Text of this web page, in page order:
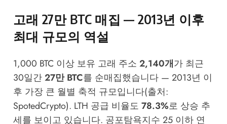
고래 27만 BTC 매집 — 2013년 이후
최대 규모의 역설
1,000 BTC 이상 보유 고래 주소 2,140개가 최근
30일간27만 BTC를 순매집했습니다 — 2013년 이
후 가장 큰 월별 축적 규모입니다(출처:
SpotedCrypto). LTH 공급 비율도 78.3%로 상승 추
세를 보이고 있습니다. 공포탐욕지수 25 이하 연